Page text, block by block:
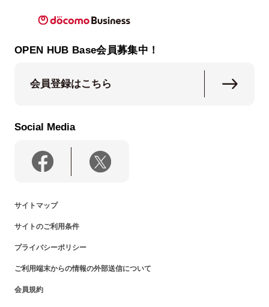
OPEN HUB Base会員募集中！
会員登録はこちら
Social Media
サイトマップ
サイトのご利用条件
プライバシーポリシー
ご利用端末からの情報の外部送信について
会員規約